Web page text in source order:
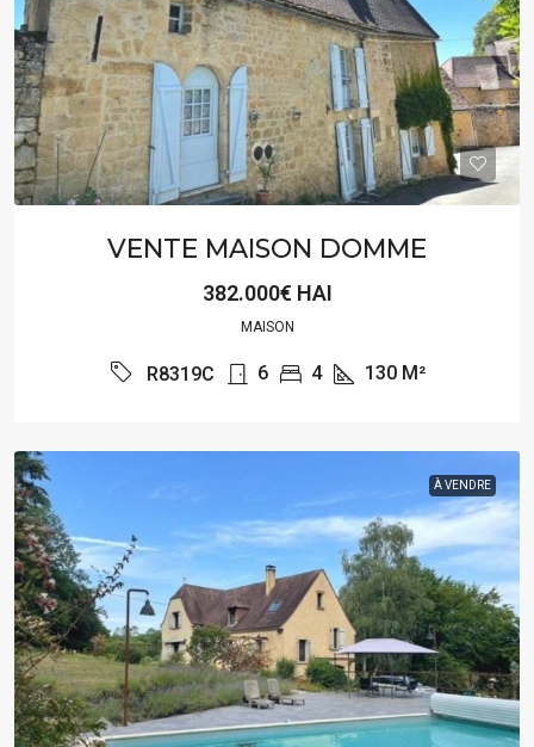
VENTE MAISON DOMME
382.000€ HAI
MAISON
R8319C 6 4 130 M²
À VENDRE